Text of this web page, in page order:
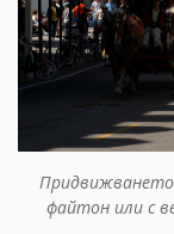
Придвижването
файтон или с